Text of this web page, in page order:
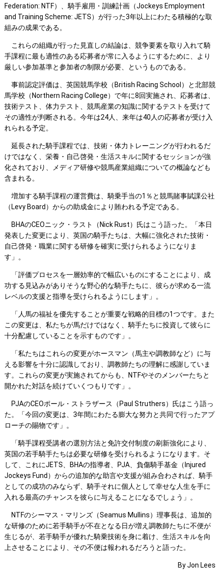
Federation: NTF）、騎手雇用・訓練計画（Jockeys Employment
and Training Scheme: JETS）が行った3年以上にわたる積極的な取
組みの成果である。
これらの組織が行った見直しの結論は、競争要素を取り入れて騎
手課程に最も適性のある応募者が常に入るようにするために、より
厳しい参加基準と参加者の制限が必要、というものである。
事前認定評価は、英国競馬学校（British Racing School）と北部競
馬学校（Northern Racing College）で年に8回実施され、応募者は、
技術テスト、体力テスト、競馬産業の知識に関するテストを受けて
その適性が判断される。今年は24人、来年は40人の応募者が受け入
れられる予定。
延長された騎手課程では、技術・体力トレーニングが行われるだ
けではなく、栄養・自己啓発・生活スキルに関するセッションが強
化されており、メディア研修や競馬産業組織についての概論なども
含まれる。
増加する騎手課程の運営費は、騎乗手当の1％と競馬賭事賦課公社
（Levy Board）からの助成金により賄われる予定である。
BHAのCEOニック・ラスト（Nick Rust）氏はこう語った。「本日
発表した変更により、英国の騎手たちは、大幅に強化された技術・
自己啓発・職業に関する研修を確実に受けられるようになりま
す」。
「評価プロセスを一層効率的で幅広いものにすることにより、成
功する見込みがありそうな野心的な騎手たちに、彼らが求める一流
レベルの支援と指導を受けられるようにします」。
「人馬の福祉を優先することが重要な戦略的目標の1つです。また
この変更は、私たちが馬だけではなく、騎手たちに投資して彼らに
十分配慮していることを示すものです」。
「私たちはこれらの変更がホースマン（馬主や調教師など）に与
える影響を十分に認識しており、調教師たちの理解に感謝していま
す。これらの変更が実施されてからも、NTFやそのメンバーたちと
開かれた対話を続けていくつもりです」。
PJAのCEOポール・ストラザース（Paul Struthers）氏はこう語っ
た。「今回の変更は、3年間にわたる膨大な努力と共同で行ったアプ
ローチの賜物です」。
「騎手課程受講者の選別方法と免許交付制度の刷新強化により、
英国の若手騎手たちは必要な研修を受けられるようになります。そ
して、これにJETS、BHAの指導者、PJA、負傷騎手基金（Injured
Jockeys Fund）からの追加的な助言や支援が組み合わされば、騎手
としての成功のみならず、騎手それに個人として幸せな人生を手に
入れる最高のチャンスを彼らに与えることになるでしょう」。
NTFのシーマス・マリンズ（Seamus Mullins）理事長は、追加的
な研修のために若手騎手が不在となる日が増え調教師たちに不便が
生じるが、若手騎手が優れた騎乗技術を身に着け、生活スキルを向
上させることにより、その不便は報われるだろうと語った。
By Jon Lees